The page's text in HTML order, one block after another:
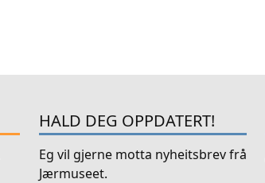
HALD DEG OPPDATERT!
Eg vil gjerne motta nyheitsbrev frå
Jærmuseet.